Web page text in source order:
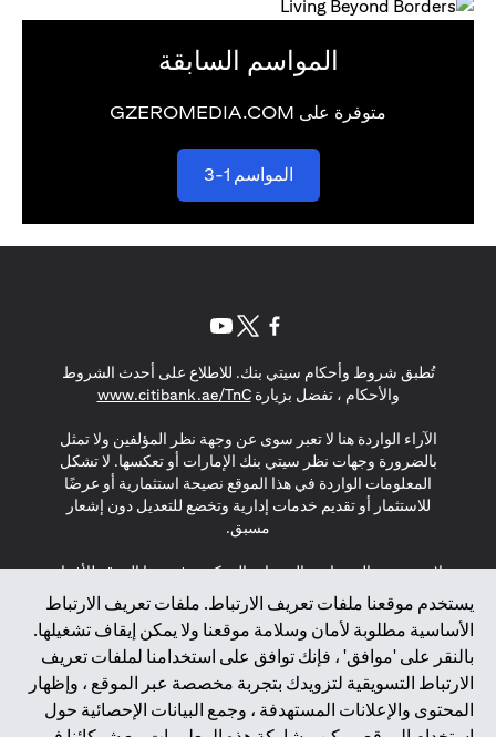
المواسم السابقة
متوفرة على GZEROMEDIA.COM
المواسم 1-3
يستخدم موقعنا ملفات تعريف الارتباط. ملفات تعريف الارتباط
الأساسية مطلوبة لأمان وسلامة موقعنا ولا يمكن إيقاف تشغيلها.
بالنقر على 'موافق' ، فإنك توافق على استخدامنا لملفات تعريف
الارتباط التسويقية لتزويدك بتجربة مخصصة عبر الموقع ، وإظهار
المحتوى والإعلانات المستهدفة ، وجمع البيانات الإحصائية حول
تُطبق شروط وأحكام سيتي بنك. للاطلاع على أحدث الشروط
والأحكام ، تفضل بزيارةwww.citibank.ae/TnC
(opens in a new tab)
الآراء الواردة هنا لا تعبر سوى عن وجهة نظر المؤلفين ولا تمثل
بالضرورة وجهات نظر سيتي بنك الإمارات أو تعكسها. لا تشكل
المعلومات الواردة في هذا الموقع نصيحة استثمارية أو عرضًا
للاستثمار أو تقديم خدمات إدارية وتخضع للتعديل دون إشعار
مسبق.
لا يتم تقديم المنتجات والخدمات المذكورة في هذا الموقع للأفراد
المقيمين في الاتحاد الأوروبي أو المنطقة الاقتصادية الأوروبية أو
سويسرا أو غيرنسي أو جيرسي أو موناكو أو سان مارينو أو
الفاتيكان أو جزيرة مان أو المملكة المتحدة أو خصوصية البيانات
(لائحة حماية البيانات العامة \ قانون حماية البيانات الشخصية
العامة \ قانون خصوصية نيوزيلندا). المحتوى الموجود في هذه
الصفحة ليس ولا ينبغي تفسيره على أنه عرض أو دعوة أو دعوة
لشراء أو بيع أي من المنتجات والخدمات المذكورة هنا لمثل هؤلاء